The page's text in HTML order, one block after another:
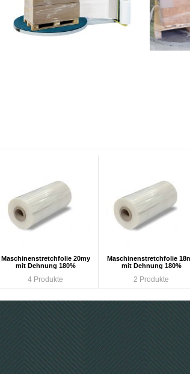
Maschinenstretchfolie 20my
mit Dehnung 180%
4 Produkte
Maschinenstretchfolie
mit Dehnung 180%
2 Produkte